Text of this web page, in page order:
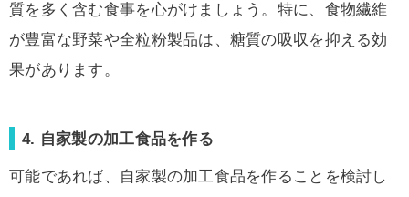
質を多く含む食事を心がけましょう。特に、食物繊維
が豊富な野菜や全粒粉製品は、糖質の吸収を抑える効
果があります。
4. 自家製の加工食品を作る
可能であれば、自家製の加工食品を作ることを検討し